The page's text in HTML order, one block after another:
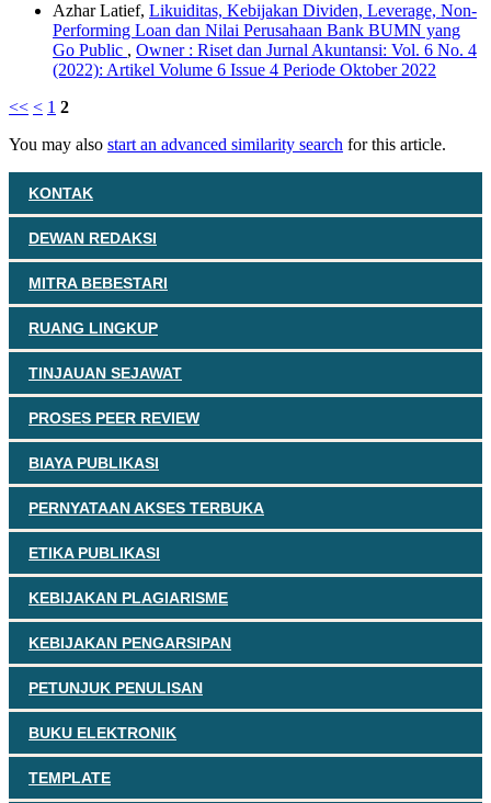
Azhar Latief, Likuiditas, Kebijakan Dividen, Leverage, Non-
Performing Loan dan Nilai Perusahaan Bank BUMN yang
Go Public , Owner : Riset dan Jurnal Akuntansi: Vol. 6 No. 4
(2022): Artikel Volume 6 Issue 4 Periode Oktober 2022
<< < 1 2
You may also start an advanced similarity search for this article.
KONTAK
DEWAN REDAKSI
MITRA BEBESTARI
RUANG LINGKUP
TINJAUAN SEJAWAT
PROSES PEER REVIEW
BIAYA PUBLIKASI
PERNYATAAN AKSES TERBUKA
ETIKA PUBLIKASI
KEBIJAKAN PLAGIARISME
KEBIJAKAN PENGARSIPAN
PETUNJUK PENULISAN
BUKU ELEKTRONIK
TEMPLATE